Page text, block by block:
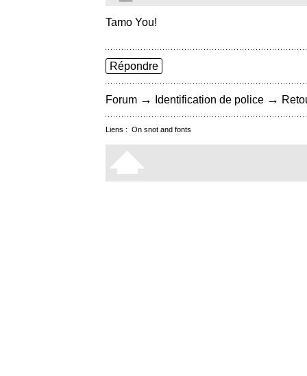
Tamo You!
Répondre
Forum → Identification de police →
Liens : On snot and fonts